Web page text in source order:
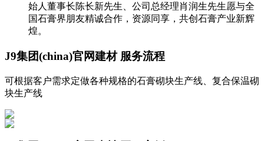
始人董事长陈长新先生、公司总经理肖润生先生愿与全
国石膏界朋友精诚合作，资源同享，共创石膏产业新辉
煌。
J9集团(china)官网建材 服务流程
可根据客户需求定做各种规格的石膏砌块生产线、复合保温砌
块生产线